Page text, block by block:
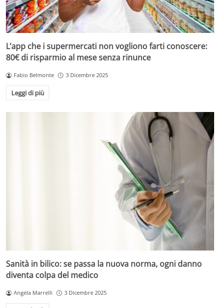
L’app che i supermercati non vogliono farti conoscere:
80€ di risparmio al mese senza rinunce
Fabio Belmonte 3 Dicembre 2025
Leggi di più
Sanità in bilico: se passa la nuova norma, ogni danno
diventa colpa del medico
Angela Marrelli 3 Dicembre 2025